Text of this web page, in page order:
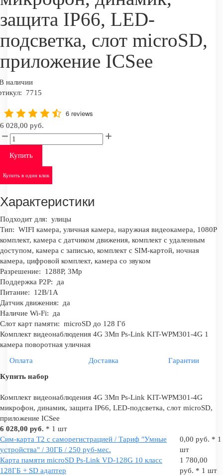
защита IP66, LED-
подсветка, слот microSD,
приложение ICSee
наличии
7715
6 reviews
6 028,00 руб.
Купить
Купить в один клик
Характеристики
Подходит для: улицы
Тип: WIFI камера, уличная камера, наружная видеокамера, 1080Р
комплект, камера с датчиком движения, комплект с удаленным
доступом, камера с записью, комплект с SIM-картой, ночная
камера, цифровой комплект, камера со звуком
Разрешение:
1288Р, 3Mp
Поддержка P2P:
да
Питание:
12В/1А
Датчик движения:
да
Наличие Wi-Fi:
да
Слот карт памяти: microSD до 128 Гб
Комплект видеонаблюдения 4G 3Мп Ps-Link KIT-WPM301-4G 1
камера поворотная уличная
Оплата
Доставка
Гарантии
Купить набор
Комплект видеонаблюдения 4G 3Мп Ps-Link KIT-WPM301-4G
микрофон, динамик, защита IP66, LED-подсветка, слот microSD,
приложение ICSee
6 028,00 руб. * 1 шт
Сим-карта Т2 с саморегистрацией / Тариф "Умные
устройства" / 30ГБ / 250 руб-мес.
0,00 руб. * 1
шт
Карта памяти microSD Ps-Link VD-128G 10 класс
128ГБ + SD адаптер
1 780,00
руб. * 1 шт